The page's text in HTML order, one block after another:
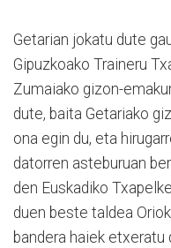
Getarian jokatu dute
Gipuzkoako Traineru
Zumaiako gizon-
dute, baita Getariako
ona egin du, eta
datorren asteburuan
den Euskadiko
duen beste taldea
bandera haiek etxeratu